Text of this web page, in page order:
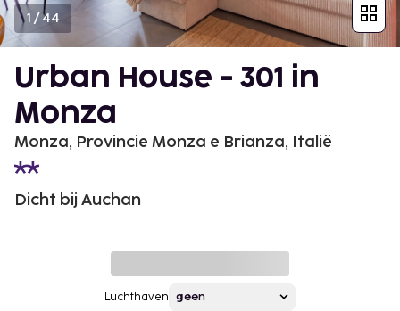
1 /44
Urban House - 301 in
Monza
Monza, Provincie Monza e Brianza, Italië
Dicht bij Auchan
Luchthaven